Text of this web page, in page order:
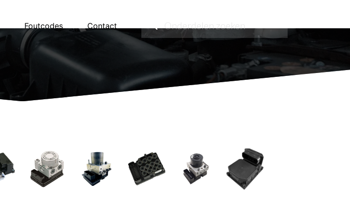
Foutcodes Contact